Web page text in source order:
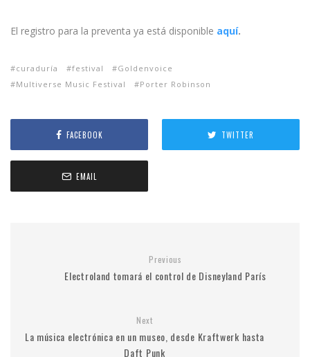
El registro para la preventa ya está disponible aquí.
curaduría festival
Goldenvoice
Multiverse Music Festival
Porter Robinson
FACEBOOK TWITTER
EMAIL
Previous
Electroland tomará el control de Disneyland París
Next
La música electrónica en un museo, desde Kraftwerk hasta
Daft Punk